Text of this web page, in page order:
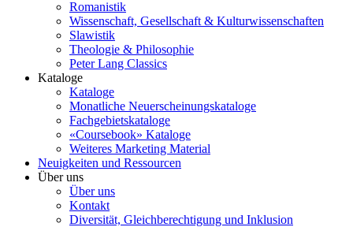
Romanistik
Wissenschaft, Gesellschaft & Kulturwissenschaften
Slawistik
Theologie & Philosophie
Peter Lang Classics
Kataloge
Kataloge
Monatliche Neuerscheinungskataloge
Fachgebietskataloge
«Coursebook» Kataloge
Weiteres Marketing Material
Neuigkeiten und Ressourcen
Über uns
Über uns
Kontakt
Diversität, Gleichberechtigung und Inklusion